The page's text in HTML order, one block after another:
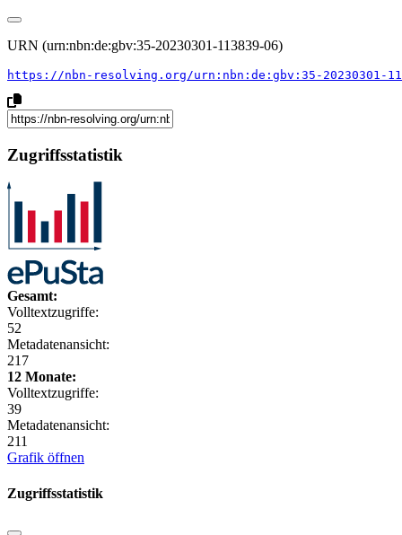
URN (urn:nbn:de:gbv:35-20230301-113839-06)
https://nbn-resolving.org/urn:nbn:de:gbv:35-20230301-
Zugriffsstatistik
Gesamt:
Volltextzugriffe:
52
Metadatenansicht:
217
12 Monate:
Volltextzugriffe:
39
Metadatenansicht:
211
Grafik öffnen
Zugriffsstatistik